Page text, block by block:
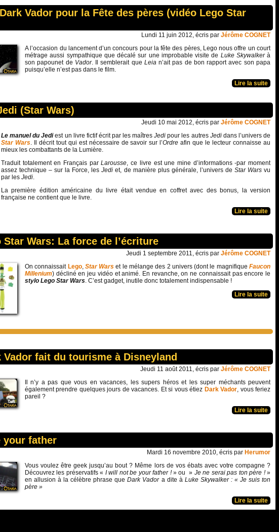
Vador pour la Fête des pères (vidéo Lego Star
Lundi 11 juin 2012, écris par Jérôme COGNET
A l’occasion du lancement d’un concours pour la fête des pères, Lego nous offre un court
métrage aussi sympathique que décalé sur une improbable visite de Luke Skywalkerà
son papounet de Vador. Il semblerait que Leian’ait pas de bon rapport avec son papa
puisqu’elle n’est pas dans le film.
Lire la suite
(Star Wars)
Jeudi 10 mai 2012, écris par Jérôme COGNET
Le manuel du Jediest un livre fictif écrit par les maîtresJedi pour les autres Jedidans l’univers de
Star Wars. Il décrit tout qui est nécessaire de savoir sur l’Ordre afin que le lecteur connaisse au
mieux les combattants de la Lumière.
Traduit totalement en Français parLarousse, ce livre est une mine d’informations -par moment
assez technique – sur la Force, lesJedi et, de manière plus générale, l’univers de Star Warsvu
par les Jedi.
La première édition américaine du livre était vendue en coffret avec des bonus, la version
française ne contient que le livre.
Lire la suite
Wars: La force de l’écriture
Jeudi 1 septembre 2011, écris par Jérôme COGNET
On connaissait Lego,Star Wars et le mélange des 2 univers (dont le magnifiqueFaucon
Millenium) décliné en jeu vidéo et animé. En revanche, on ne connaissait pas encore le
stylo Lego Star Wars. C’est gadget, inutile donc totalement indispensable !
Lire la suite
Vador fait du tourisme à Disneyland
Jeudi 11 août 2011, écris par Jérôme COGNET
Il n’y a pas que vous en vacances, les supers héros et les super méchants peuvent
également prendre quelques jours de vacances. Et si vous étiez Dark Vador, vous feriez
pareil ?
Lire la suite
your father
Mardi 16 novembre 2010, écris par Herumor
Vous voulez être geek jusqu’au bout ? Même lors de vos ébats avec votre compagne ?
Découvrez les préservatifs « I will not be your father !» ou » Je ne serai pas ton père !»
en allusion à la célèbre phrase queDark Vador a dite à Luke Skywalker: « Je suis ton
père »
Lire la suite